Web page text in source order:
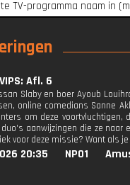
Afl. 6
Slaby en boer Ayoub
online comedians Sanne
om deze
duo's aanwijzingen die ze
voor deze missie? Want als
20:35 NPO1